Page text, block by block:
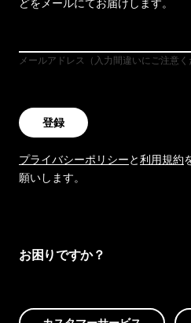
メールアドレス（入力間違いにご注意く
登録
プライバシーポリシーと利用規約
願いします。
お困りですか？